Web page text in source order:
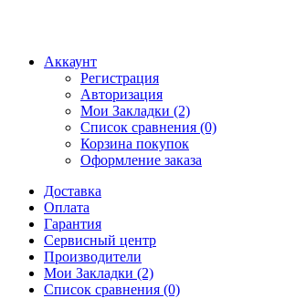
Аккаунт
Регистрация
Авторизация
Мои Закладки (2)
Список сравнения (0)
Корзина покупок
Оформление заказа
Доставка
Оплата
Гарантия
Сервисный центр
Производители
Мои Закладки (2)
Список сравнения (0)